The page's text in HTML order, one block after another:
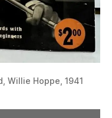
Willie Hoppe, 1941